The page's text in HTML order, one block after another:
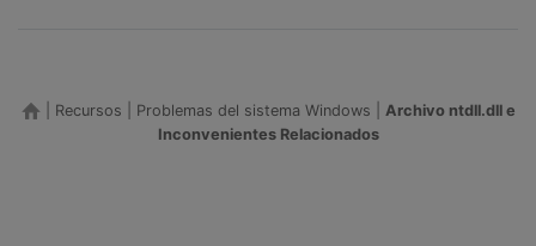
Recursos Problemas del sistema Windows
Archivo ntdll.dll e
Inconvenientes Relacionados